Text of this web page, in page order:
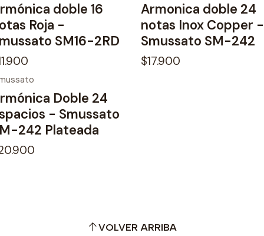
doble 16
Roja -
SM16-2RD
Armonica doble 24
notas Inox Copper -
Smussato SM-242
$17.900
Doble 24
- Smussato
242 Plateada
VOLVER ARRIBA